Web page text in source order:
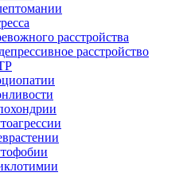
расстройства
расстройство